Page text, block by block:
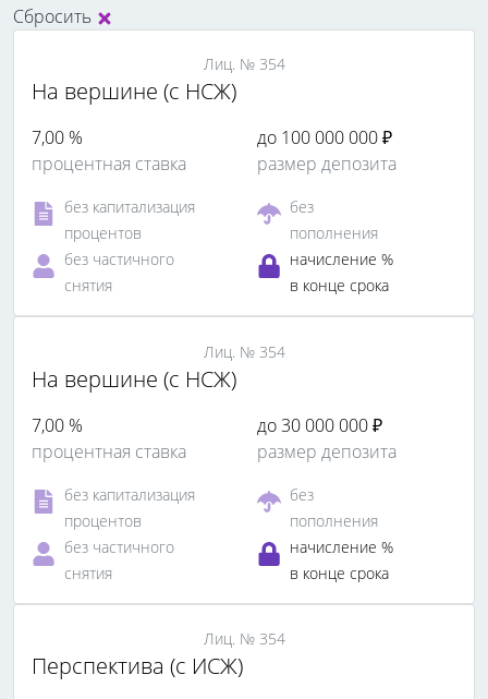
Сбросить
Лиц. № 354
На вершине (с НСЖ)
7,00 %
процентная ставка
до 100 000 000 ₽
размер депозита
без капитализация
процентов
без
пополнения
без частичного
снятия
начисление %
в конце срока
Лиц. № 354
На вершине (с НСЖ)
7,00 %
процентная ставка
до 30 000 000 ₽
размер депозита
без капитализация
процентов
без
пополнения
без частичного
снятия
начисление %
в конце срока
Лиц. № 354
Перспектива (с ИСЖ)